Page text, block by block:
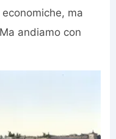
ma
andiamo con